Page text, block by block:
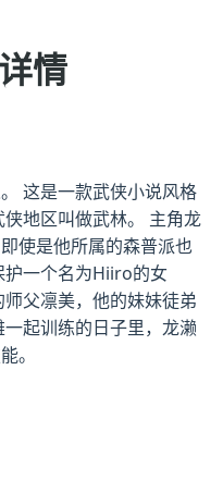
情
这是一款武侠小说风格
地区叫做武林。 主角龙
使是他所属的森普派也
护一个名为Hiiro的女
父凛美，他的妹妹徒弟
起训练的日子里，龙濑
。